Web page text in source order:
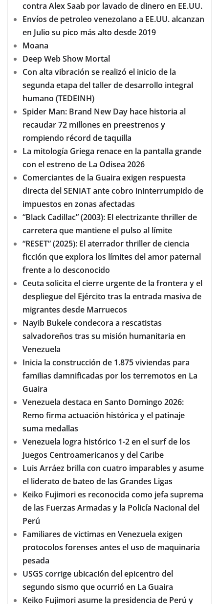
contra Alex Saab por lavado de dinero en EE.UU.
Envíos de petroleo venezolano a EE.UU. alcanzan
en Julio su pico más alto desde 2019
Moana
Deep Web Show Mortal
Con alta vibración se realizó el inicio de la
segunda etapa del taller de desarrollo integral
humano (TEDEINH)
Spider Man: Brand New Day hace historia al
recaudar 72 millones en preestrenos y
rompiendo récord de taquilla
La mitología Griega renace en la pantalla grande
con el estreno de La Odisea 2026
Comerciantes de la Guaira exigen respuesta
directa del SENIAT ante cobro ininterrumpido de
impuestos en zonas afectadas
“Black Cadillac” (2003): El electrizante thriller de
carretera que mantiene el pulso al límite
“RESET” (2025): El aterrador thriller de ciencia
ficción que explora los límites del amor paternal
frente a lo desconocido
Ceuta solicita el cierre urgente de la frontera y el
despliegue del Ejército tras la entrada masiva de
migrantes desde Marruecos
Nayib Bukele condecora a rescatistas
salvadoreños tras su misión humanitaria en
Venezuela
Inicia la construcción de 1.875 viviendas para
familias damnificadas por los terremotos en La
Guaira
Venezuela destaca en Santo Domingo 2026:
Remo firma actuación histórica y el patinaje
suma medallas
Venezuela logra histórico 1-2 en el surf de los
Juegos Centroamericanos y del Caribe
Luis Arráez brilla con cuatro imparables y asume
el liderato de bateo de las Grandes Ligas
Keiko Fujimori es reconocida como jefa suprema
de las Fuerzas Armadas y la Policía Nacional del
Perú
Familiares de victimas en Venezuela exigen
protocolos forenses antes el uso de maquinaria
pesada
USGS corrige ubicación del epicentro del
segundo sismo que ocurrió en La Guaira
Keiko Fujimori asume la presidencia de Perú y